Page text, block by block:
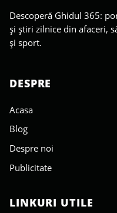
Descoperă Ghidul 365:
și știri zilnice din afaceri,
și sport.
DESPRE
Acasa
Blog
Despre noi
Publicitate
LINKURI UTILE